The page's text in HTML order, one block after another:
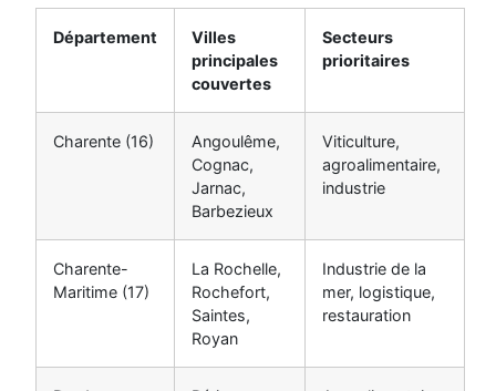
Département
Villes
principales
couvertes
Secteurs
prioritaires
Charente (16)
Angoulême,
Cognac,
Jarnac,
Barbezieux
Viticulture,
agroalimentaire,
industrie
Charente-
Maritime (17)
La Rochelle,
Rochefort,
Saintes,
Royan
Industrie de la
mer, logistique,
restauration